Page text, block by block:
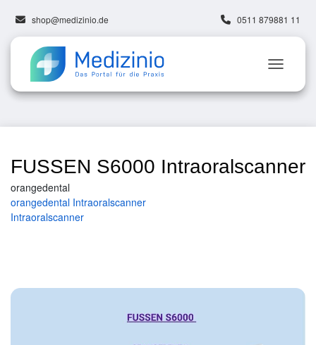
shop@medizinio.de 0511 879881 11
FUSSEN S6000 Intraoralscanner
orangedental
orangedental Intraoralscanner
Intraoralscanner